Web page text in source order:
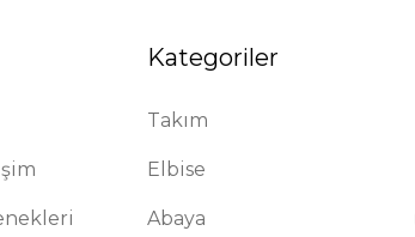
Kategoriler
Takım
Elbise
Abaya